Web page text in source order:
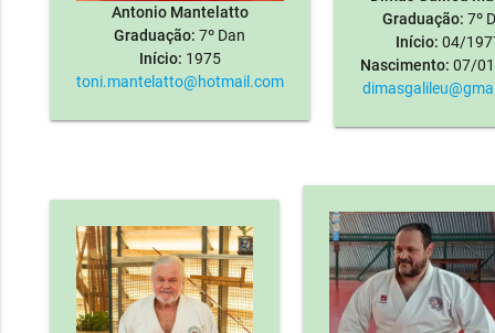
Antonio Mantelatto
Graduação: 7º Dan
Início: 1975
toni.mantelatto@hotmail.com
Graduação: 7º
Início: 04/
Nascimento: 07/